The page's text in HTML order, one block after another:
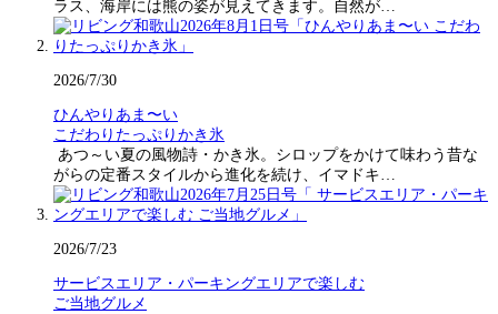
ラス、海岸には熊の姿が見えてきます。自然が…
2026/7/30
ひんやりあま〜い
こだわりたっぷりかき氷
あつ～い夏の風物詩・かき氷。シロップをかけて味わう昔な
がらの定番スタイルから進化を続け、イマドキ…
2026/7/23
サービスエリア・パーキングエリアで楽しむ
ご当地グルメ